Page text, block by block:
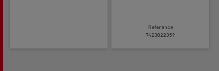
Reference
7423822359